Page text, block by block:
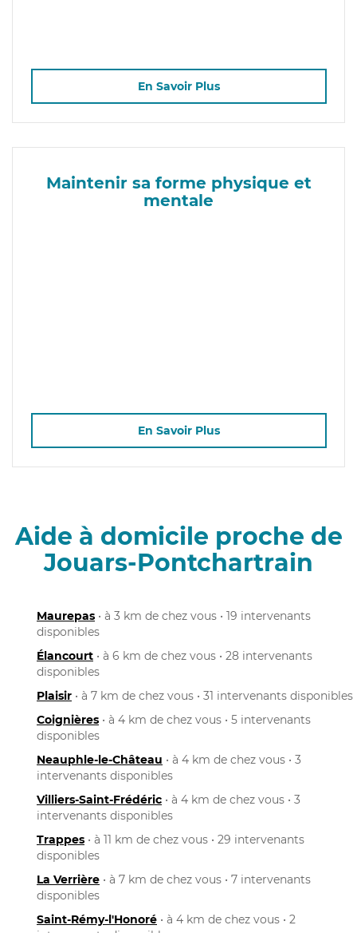
En Savoir Plus
Maintenir sa forme physique et
mentale
En Savoir Plus
Aide à domicile proche de
Jouars-Pontchartrain
Maurepas • à 3 km de chez vous • 19 intervenants
disponibles
Élancourt • à 6 km de chez vous • 28 intervenants
disponibles
Plaisir • à 7 km de chez vous • 31 intervenants disponibles
Coignières • à 4 km de chez vous • 5 intervenants
disponibles
Neauphle-le-Château • à 4 km de chez vous • 3
intervenants disponibles
Villiers-Saint-Frédéric • à 4 km de chez vous • 3
intervenants disponibles
Trappes • à 11 km de chez vous • 29 intervenants
disponibles
La Verrière • à 7 km de chez vous • 7 intervenants
disponibles
Saint-Rémy-l'Honoré • à 4 km de chez vous • 2